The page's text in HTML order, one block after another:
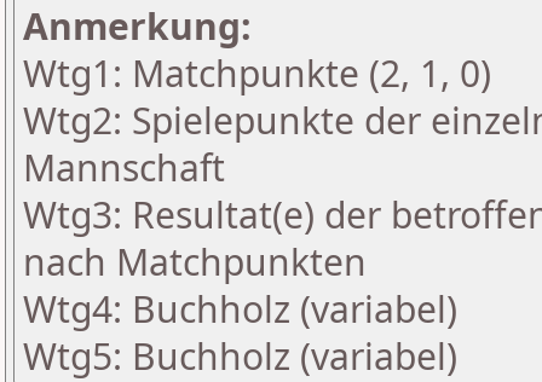
Anmerkung:
Wtg1: Matchpunkte (2, 1, 0)
Wtg2: Spielepunkte der
Mannschaft
Wtg3: Resultat(e) der
nach Matchpunkten
Wtg4: Buchholz (variabel)
Wtg5: Buchholz (variabel)